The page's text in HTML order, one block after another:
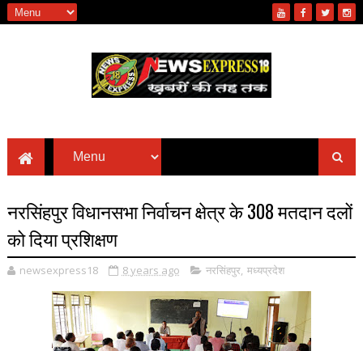
नरसिंहपुर विधानसभा निर्वाचन क्षेत्र के 308 मतदान दलों
को दिया प्रशिक्षण
newsexpress18 8 years ago नरसिंहपुर, मध्यप्रदेश